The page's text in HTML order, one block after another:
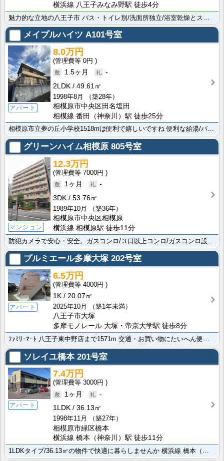
横浜線 八王子みなみ野駅 徒歩4分
メイプルハイツ A101号室
アパート
8.0万円
0円
1.5ヶ月
-
2LDK
49.61㎡
1998年8月
（築28年）
相模原市中央区田名塩田
相模線 番田（神奈川）駅 徒歩25分
相模原市立夢の丘小学校1518mは便利で嬉しいですね 便利な給湯/バス有/トイレ有/シューズボックス･･･
グリーンハイム相模原 805号室
マンション
12.3万円
7000円
1ヶ月
-
3DK
53.76㎡
1989年10月
（築36年）
相模原市中央区相模原
横浜線 相模原駅 徒歩11分
プルミエール多摩大塚202号室
アパート
6.5万円
4000円
1K
20.07㎡
2025年10月
（築1年未満）
八王子市大塚
多摩モノレール 大塚・帝京大学駅 徒歩8分
ソレイユ橋本201号室
アパート
7.4万円
3000円
1ヶ月
-
1LDK
36.13㎡
1998年11月
（築27年）
相模原市緑区橋本
横浜線 橋本（神奈川）駅 徒歩11分